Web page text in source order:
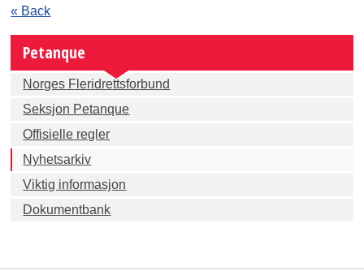
« Back
Petanque
Norges Fleridrettsforbund
Seksjon Petanque
Offisielle regler
Nyhetsarkiv
Viktig informasjon
Dokumentbank